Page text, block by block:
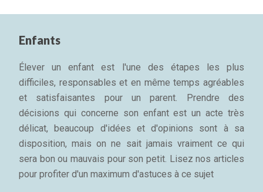
Enfants
Élever un enfant est l'une des étapes les plus
difficiles, responsables et en même temps agréables
et satisfaisantes pour un parent. Prendre des
décisions qui concerne son enfant est un acte très
délicat, beaucoup d'idées et d'opinions sont à sa
disposition, mais on ne sait jamais vraiment ce qui
sera bon ou mauvais pour son petit. Lisez nos articles
pour profiter d'un maximum d'astuces à ce sujet